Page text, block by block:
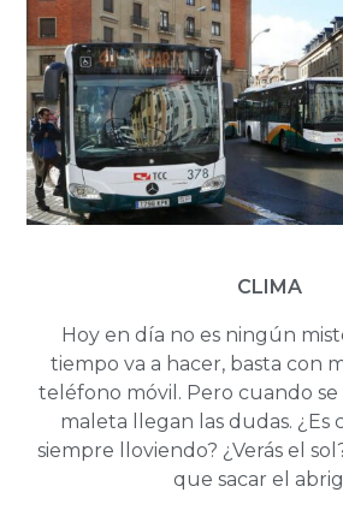
CLIMA
Hoy en día no es ningún
tiempo va a hacer, basta con
teléfono móvil. Pero cuando
maleta llegan las dudas. ¿Es
siempre lloviendo? ¿Verás el
que sacar el